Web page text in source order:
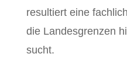
resultiert eine
die Landesgrenzen
sucht.